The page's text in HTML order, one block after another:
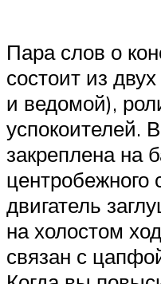
Пара слов о
состоит из
и ведомой),
успокоителей.
закреплена на
центробежного
двигатель
на холостом
связан с